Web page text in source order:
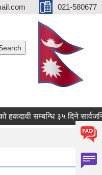
021-580677
सम्बन्धि ३५ दिने सार्वजनिक